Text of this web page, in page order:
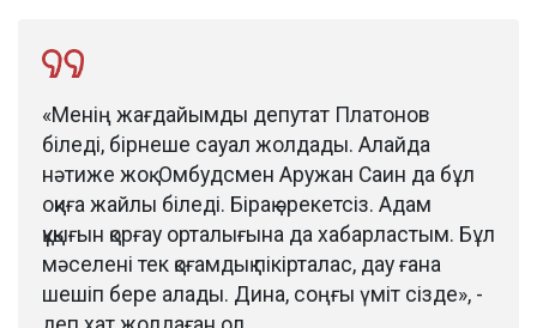
«Менің жағдайымды депутат Платонов
біледі, бірнеше сауал жолдады. Алайда
нәтиже жоқ. Омбудсмен Аружан Саин да бұл
оқиға жайлы біледі. Бірақ әрекетсіз. Адам
құқығын қорғау орталығына да хабарластым. Бұл
мәселені тек қоғамдық пікірталас, дау ғана
шешіп бере алады. Дина, соңғы үміт сізде», -